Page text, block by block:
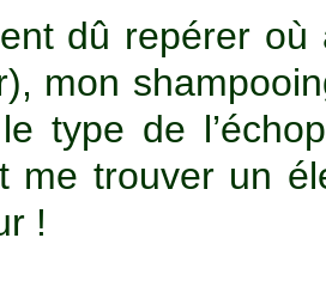
dû repérer
mon
type de
me trouver un
!